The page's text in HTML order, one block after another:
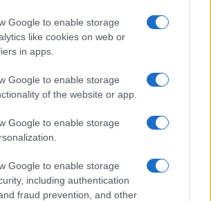
Google to enable storage
like cookies on web or
in apps.
Google to enable storage
of the website or app.
Google to enable storage
Google to enable storage
including authentication
fraud prevention, and other
θα λάβουν επίδομα 600